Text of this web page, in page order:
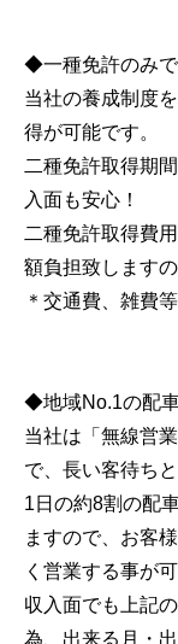
◆一種免許のみ
当社の養成制度
得が可能です。
二種免許取得期
入面も安心！
二種免許取得費
額負担致します
＊交通費、雑費
◆地域No.1の配
当社は「無線営
で、長い客待ち
1日の約8割の配
ますので、お客
く営業する事が可
収入面でも上記
為、出来る月・